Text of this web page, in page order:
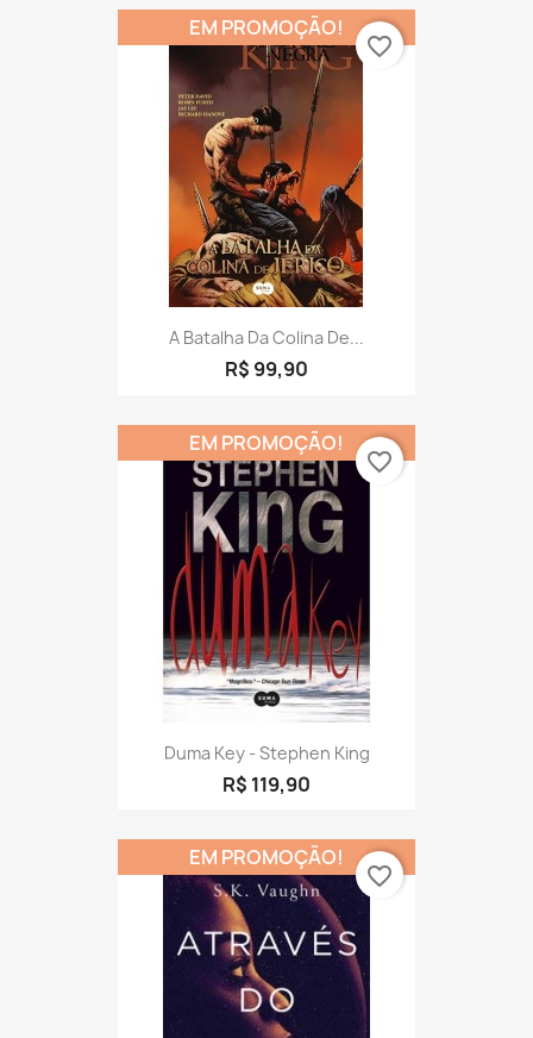
A Batalha Da Colina De...
R$ 99,90
EM PROMOÇÃO!
favorite_border
Duma Key - Stephen King
R$ 119,90
EM PROMOÇÃO!
favorite_border
EM PROMOÇÃO!
favorite_border